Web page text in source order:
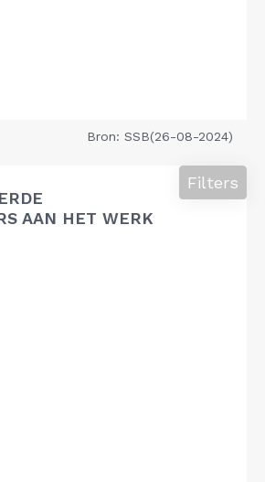
Bron: SSB(26-08-2024)
AAN HET WERK
Filters